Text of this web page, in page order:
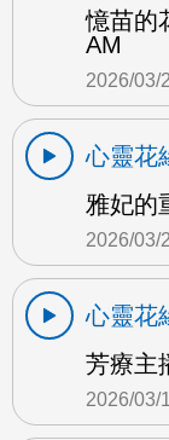
憶苗的
AM
2026/03/
心靈花
雅妃的
2026/03/
心靈花
芳療主
2026/03/